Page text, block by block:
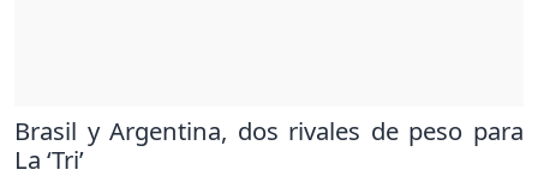
Brasil y Argentina, dos rivales de peso para
La ‘Tri’